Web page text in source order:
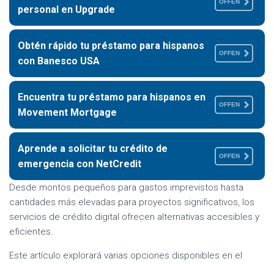
personal en Upgrade
OFFEN
Obtén rápido tu préstamo para hispanos
con Banesco USA
OFFEN
Encuentra tu préstamo para hispanos en
Movement Mortgage
OFFEN
Aprende a solicitar tu crédito de
emergencia con NetCredit
OFFEN
Desde montos pequeños para gastos imprevistos hasta
cantidades más elevadas para proyectos significativos, los
servicios de crédito digital ofrecen alternativas accesibles y
eficientes.
Este artículo explorará varias opciones disponibles en el